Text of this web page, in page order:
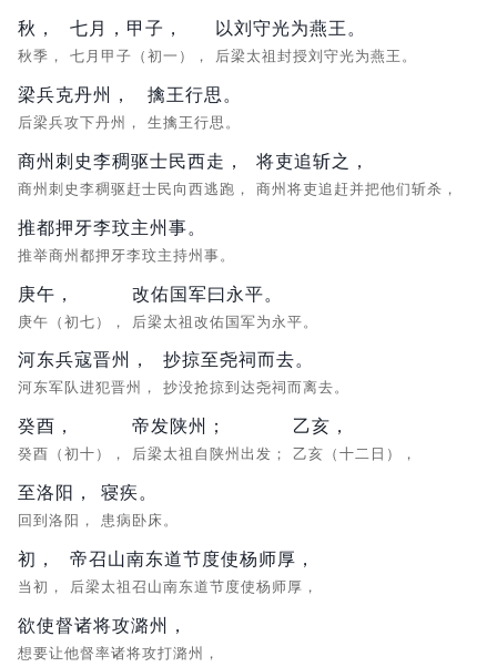
秋，
秋季，
七月，甲子，
七月甲子（初一），
以刘守光为燕王。
后梁太祖封授刘守光为燕王。
梁兵克丹州，
后梁兵攻下丹州，
擒王行思。
生擒王行思。
商州刺史李稠驱士民西走，
商州刺史李稠驱赶士民向西逃跑，
将吏追斩之，
商州将吏追赶并把他们斩杀，
推都押牙李玟主州事。
推举商州都押牙李玟主持州事。
庚午，
庚午（初七），
改佑国军曰永平。
后梁太祖改佑国军为永平。
河东兵寇晋州，
河东军队进犯晋州，
抄掠至尧祠而去。
抄没抢掠到达尧祠而离去。
癸酉，
癸酉（初十），
帝发陕州；
后梁太祖自陕州出发；
乙亥，
乙亥（十二日），
至洛阳，
回到洛阳，
寝疾。
患病卧床。
初，
当初，
帝召山南东道节度使杨师厚，
后梁太祖召山南东道节度使杨师厚，
欲使督诸将攻潞州，
想要让他督率诸将攻打潞州，